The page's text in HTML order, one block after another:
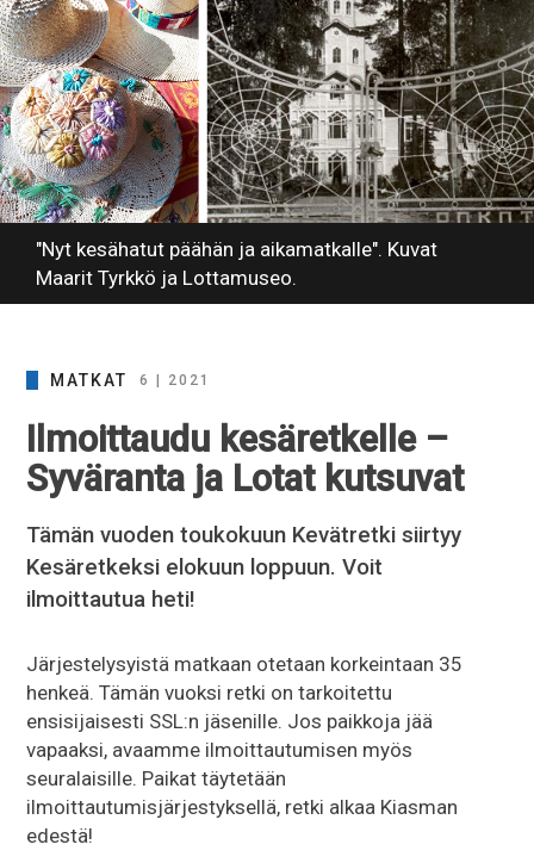
"Nyt kesähatut päähän ja aikamatkalle". Kuvat
Maarit Tyrkkö ja Lottamuseo.
MATKAT 6 | 2021
Ilmoittaudu kesäretkelle –
Syväranta ja Lotat kutsuvat
Tämän vuoden toukokuun Kevätretki siirtyy
Kesäretkeksi elokuun loppuun. Voit
ilmoittautua heti!
Järjestelysyistä matkaan otetaan korkeintaan 35
henkeä. Tämän vuoksi retki on tarkoitettu
ensisijaisesti SSL:n jäsenille. Jos paikkoja jää
vapaaksi, avaamme ilmoittautumisen myös
seuralaisille. Paikat täytetään
ilmoittautumisjärjestyksellä, retki alkaa Kiasman
edestä!